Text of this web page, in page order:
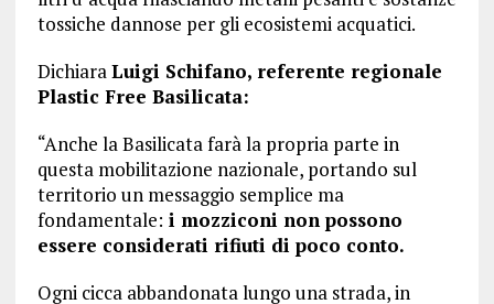
tossiche dannose per gli ecosistemi acquatici.
DichiaraLuigi Schifano, referente regionale
Plastic Free Basilicata:
“Anche la Basilicata farà la propria parte in
questa mobilitazione nazionale, portando sul
territorio un messaggio semplice ma
fondamentale: i mozziconi non possono
essere considerati rifiuti di poco conto.
Ogni cicca abbandonata lungo una strada, in